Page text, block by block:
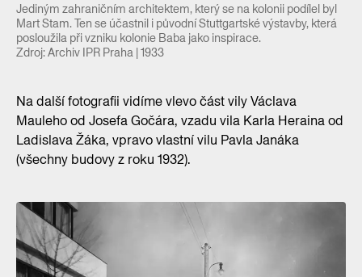
Jediným zahraničním architektem, který se na kolonii podílel byl
Mart Stam. Ten se účastnil i původní Stuttgartské výstavby, která
posloužila při vzniku kolonie Baba jako inspirace.
Zdroj: Archiv IPR Praha | 1933
Na další fotografii vidíme vlevo část vily Václava
Mauleho od Josefa Gočára, vzadu vila Karla Heraina od
Ladislava Žáka, vpravo vlastní vilu Pavla Janáka
(všechny budovy z roku 1932).